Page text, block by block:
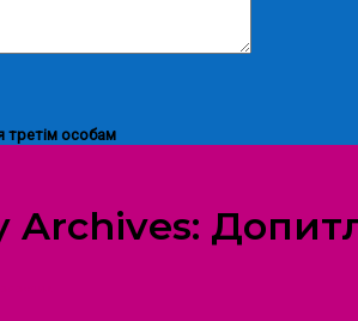
третім особам
Archives: